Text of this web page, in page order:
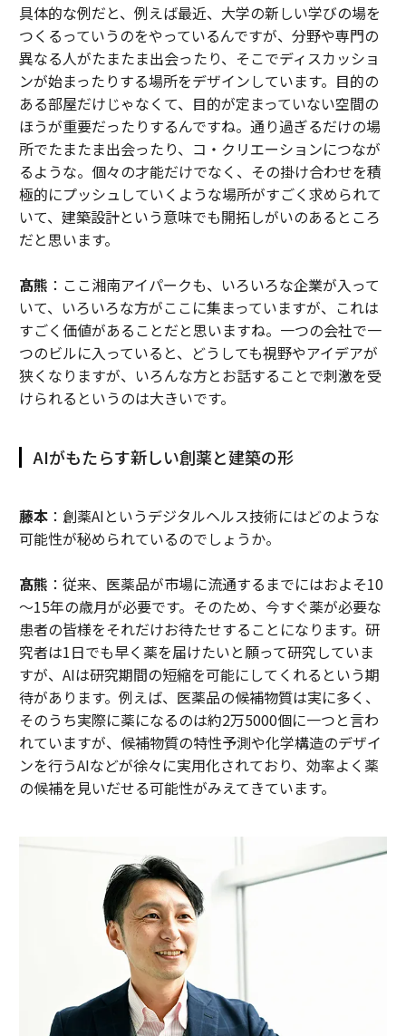
具体的な例だと、例えば最近、大学の新しい学びの場を
つくるっていうのをやっているんですが、分野や専門の
異なる人がたまたま出会ったり、そこでディスカッショ
ンが始まったりする場所をデザインしています。目的の
ある部屋だけじゃなくて、目的が定まっていない空間の
ほうが重要だったりするんですね。通り過ぎるだけの場
所でたまたま出会ったり、コ・クリエーションにつなが
るような。個々の才能だけでなく、その掛け合わせを積
極的にプッシュしていくような場所がすごく求められて
いて、建築設計という意味でも開拓しがいのあるところ
だと思います。
髙熊 ：ここ湘南アイパークも、いろいろな企業が入って
いて、いろいろな方がここに集まっていますが、これは
すごく価値があることだと思いますね。一つの会社で一
つのビルに入っていると、どうしても視野やアイデアが
狭くなりますが、いろんな方とお話することで刺激を受
けられるというのは大きいです。
AIがもたらす新しい創薬と建築の形
藤本：創薬AIというデジタルヘルス技術にはどのような
可能性が秘められているのでしょうか。
髙熊 ：従来、医薬品が市場に流通するまでにはおよそ10
～15年の歳月が必要です。そのため、今すぐ薬が必要な
患者の皆様をそれだけお待たせすることになります。研
究者は1日でも早く薬を届けたいと願って研究していま
すが、AIは研究期間の短縮を可能にしてくれるという期
待があります。例えば、医薬品の候補物質は実に多く、
そのうち実際に薬になるのは約2万5000個に一つと言わ
れていますが、候補物質の特性予測や化学構造のデザイ
ンを行うAIなどが徐々に実用化されており、効率よく薬
の候補を見いだせる可能性がみえてきています。